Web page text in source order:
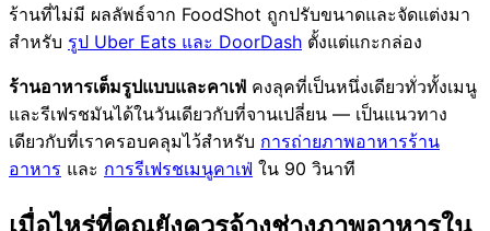
ร้านที่ไม่มี ผลลัพธ์จาก FoodShot ถูกปรับขนาดและจัดแต่งมา
สำหรับ รูป Uber Eats และ DoorDash ตั้งแต่แกะกล่อง
ร้านอาหารเต็มรูปแบบและคาเฟ่ คงลุคที่เป็นหนึ่งเดียวทั่วทั้งเมนู
และรีเฟรชมันได้ในวันเดียวกับที่จานเปลี่ยน — เป็นแนวทาง
เดียวกับที่เราครอบคลุมไว้สำหรับ การถ่ายภาพอาหารร้าน
อาหาร และ การรีเฟรชเมนูคาเฟ่ ใน 90 วินาที